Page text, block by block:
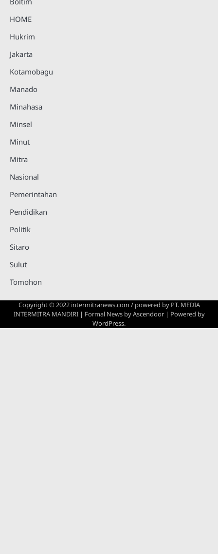
HOME
Hukrim
Jakarta
Kotamobagu
Manado
Minahasa
Minsel
Minut
Mitra
Nasional
Pemerintahan
Pendidikan
Politik
Sitaro
Sulut
Tomohon
Copyright © 2022 intermitranews.com / powered by PT. MEDIA
INTERMITRA MANDIRI| Formal News byAscendoor| Powered by
WordPress.